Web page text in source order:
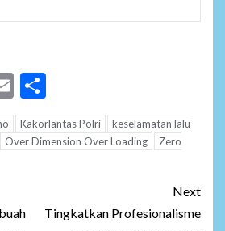
Email
Kakorlantas Polri
keselamatan lalu
Over Dimension Over Loading
Zero
Next
Tingkatkan Profesionalisme